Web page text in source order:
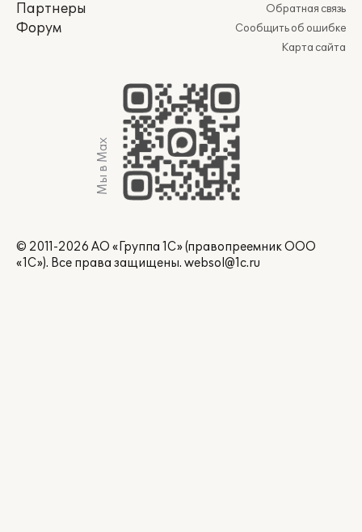
Партнеры
Форум
Обратная связь
Сообщить об ошибке
Карта сайта
Мы в Max
© 2011-2026 АО «Группа 1С» (правопреемник ООО
«1С»). Все права защищены. websol@1c.ru